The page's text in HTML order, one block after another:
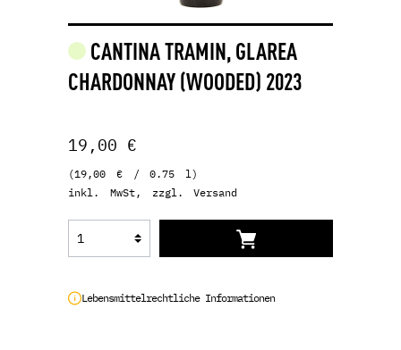
CANTINA TRAMIN, GLAREA
CHARDONNAY (WOODED) 2023
19,00 €
(19,00 € / 0.75 l)
inkl. MwSt, zzgl. Versand
Lebensmittelrechtliche Informationen